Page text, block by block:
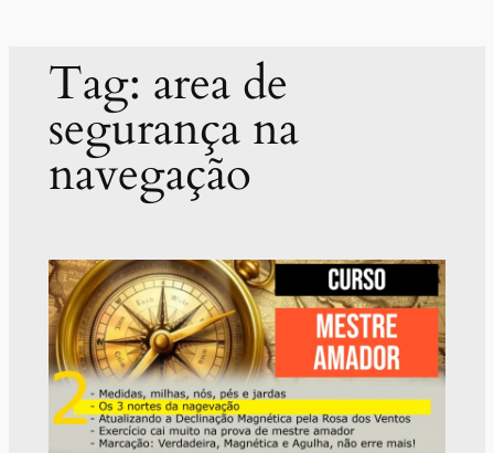
Tag: area de
segurança na
navegação